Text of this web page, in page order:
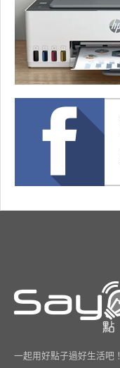
一起用好點子過好生活吧！